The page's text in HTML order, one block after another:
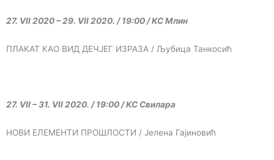
27. VII 2020 – 29. VII 2020. / 19:00 / КС Млин
ПЛАКАТ КАО ВИД ДЕЧЈЕГ ИЗРАЗА / Љубица Танкосић
27. VII – 31. VII 2020. / 19:00 / КС Свилара
НОВИ ЕЛЕМЕНТИ ПРОШЛОСТИ / Јелена Гајиновић